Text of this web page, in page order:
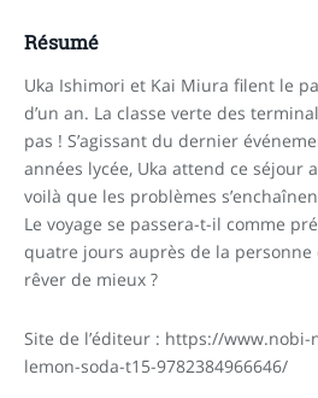
Résumé
Uka Ishimori et Kai Miura filent le
d’un an. La classe verte des
pas ! S’agissant du dernier
années lycée, Uka attend ce séjour
voilà que les problèmes
Le voyage se passera-t-il comme
quatre jours auprès de la personne
rêver de mieux ?
Site de l’éditeur : https://
lemon-soda-t15-9782384966646/